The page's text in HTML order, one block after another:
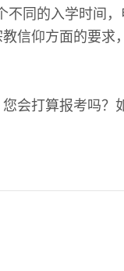
不同的入学时间
信仰方面的要求
会打算报考吗？